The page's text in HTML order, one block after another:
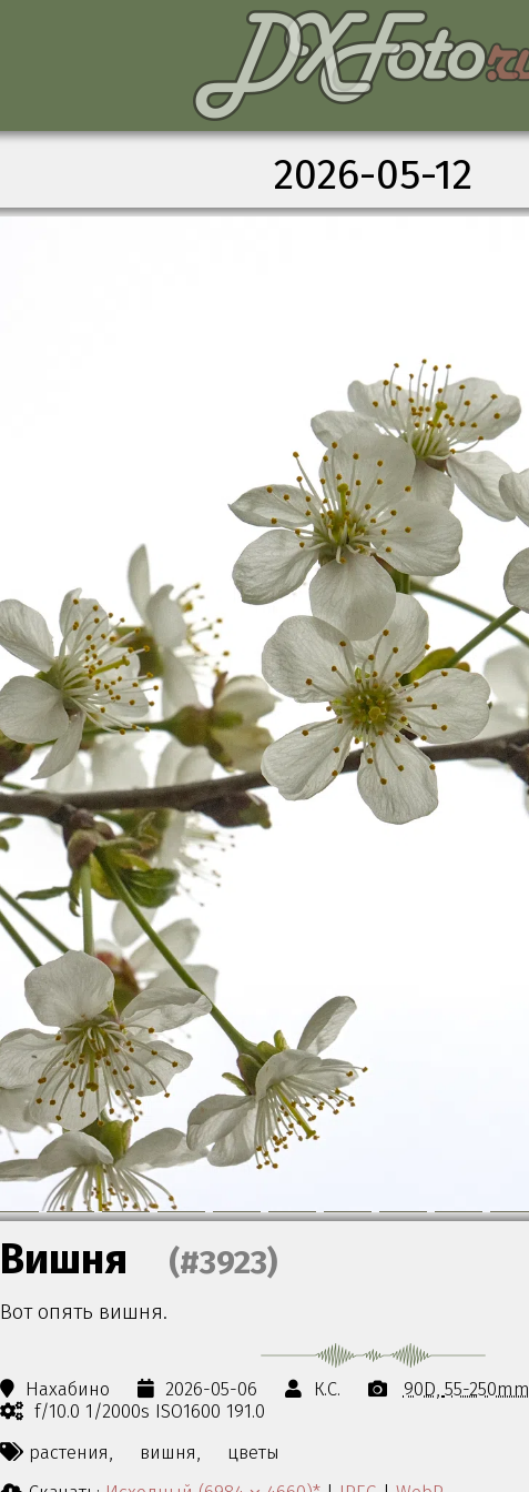
2026-05-12
Вишня (#3923)
Вот опять вишня.
Нахабино 2026-05-06 К.С. 90D 55-250mm
f/10.0 1/2000s ISO1600 191.0
растения,
вишня,
цветы